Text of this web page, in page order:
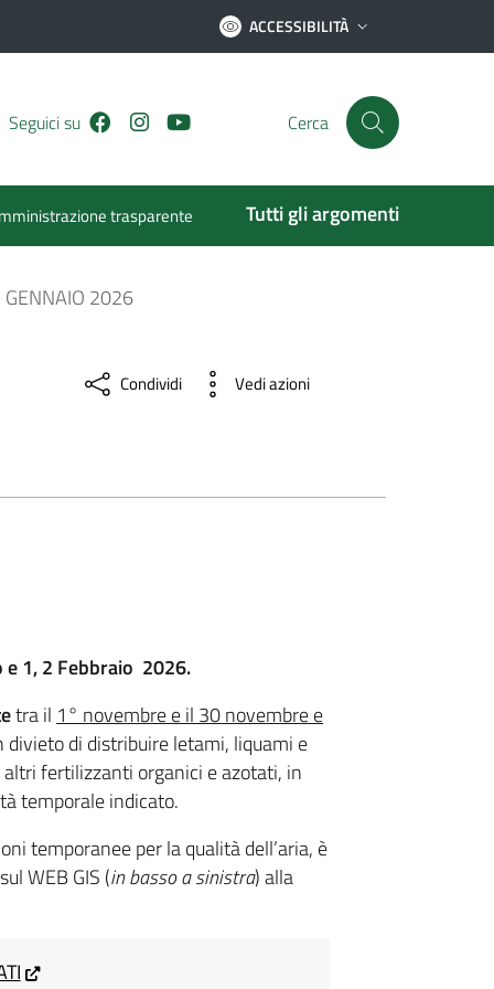
ACCESSIBILITÀ
Seguici su Facebook
Instagram Cerca
trasparente Tutti gli argomenti
GENNAIO 2026
Condividi Vedi azioni
e 1, 2 Febbraio 2026.
tra il 1° novembre e il 30 novembre e
di distribuire letami, liquami e
fertilizzanti organici e azotati, in
temporale indicato.
temporanee per la qualità dell’aria, è
WEB GIS (in basso a sinistra) alla